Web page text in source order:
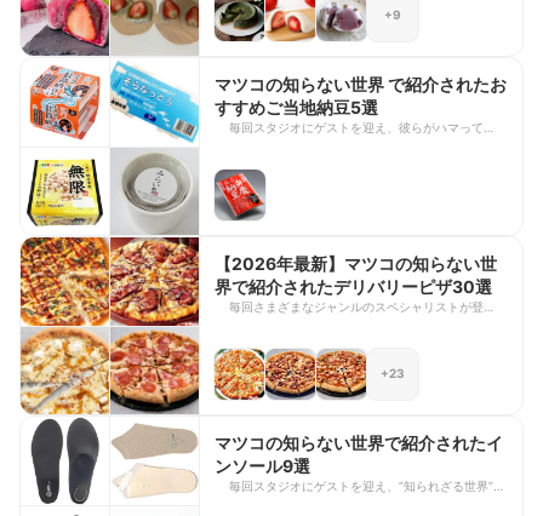
入りに出会えるのが魅力ですよね。 今回は、2026
年3月24日放送の「春の和菓子の世界」で紹介され
限定の和菓子をはじめ、百貨店バイヤーおすすめの
お取り寄せ和菓子や、個性豊かないちご大福、東北
の絶品ごま餅まで、多彩なラインナップが勢ぞろ
い。春のおやつや手土産選びの参考に、ぜひチェッ
+9
マツコの知らない世界 で紹介されたお
すすめご当地納豆5選
毎回スタジオにゲストを迎え、彼らがハマっている
トまで幅広く紹介されており、多種多様な紹介に毎
回わくわくしますよね。 今回は、2025年9月23日
放送の「ご当地納豆の世界」で紹介された納豆をご
個性的な味わいが楽しめる納豆まで幅広くラインナ
ップ。毎日の食卓に取り入れたい一品を見つけるた
めに、ぜひ参考にしてみてください。
【2026年最新】マツコの知らない世
界で紹介されたデリバリーピザ30選
毎回さまざまなジャンルのスペシャリストが登場
はどれも奥深く、新たなお気に入りに出会えるのが
魅力ですよね。 今回は、2026年3月3日放送の「デ
リバリーピザの世界」で紹介された商品をご紹介し
た人気チェーンの定番から、具材たっぷりの贅沢ピ
ザ、さらに名店のこだわりピザや個性あふれるご当
地ピザまで幅広くラインナップ。リベイク術など美
味しく楽しむコツも紹介されています。おうちでの
+23
マツコの知らない世界で紹介されたイ
ンソール9選
毎回スタジオにゲストを迎え、“知られざる世界”を